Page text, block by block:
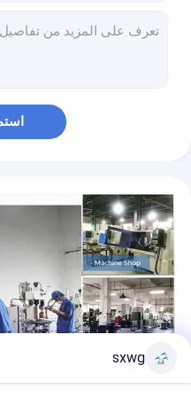
مجموعة شفرات الماس PCD ذات الحواف الحادة للقطع الدقيقة
شفرة الشفرة الكربوستينية
أجزاء كربيد ارتداء شفرات
أسنان صناعية شفرات قطع لحوم
مسبار الخليج الخارجي الكربيدية
sxwg